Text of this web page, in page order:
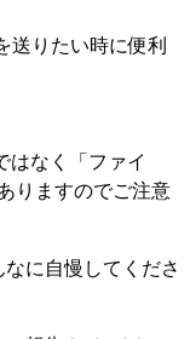
送りたい時に便利
はなく「ファイ
りますのでご注意
に自慢してくださ